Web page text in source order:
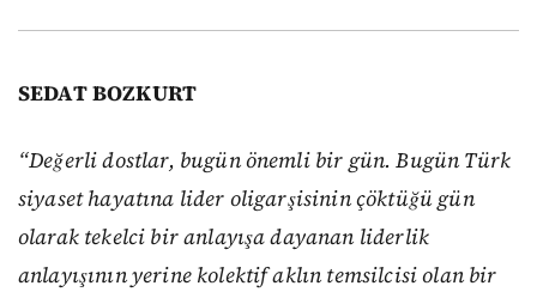
SEDAT BOZKURT
“Değerli dostlar, bugün önemli bir gün. Bugün Türk
siyaset hayatına lider oligarşisinin çöktüğü gün
olarak tekelci bir anlayışa dayanan liderlik
anlayışının yerine kolektif aklın temsilcisi olan bir